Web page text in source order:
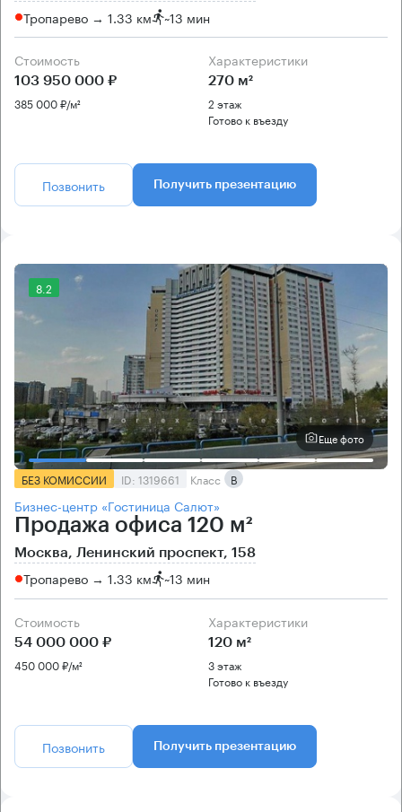
Тропарево → 1.33 км ~13 мин
Стоимость
103 950 000 ₽
385 000 ₽/м²
Характеристики
270 м²
2 этаж
Готово к въезду
Позвонить Получить презентацию
8.2
Еще фото
БЕЗ КОМИССИИ ID: 1319661 Класс B
Бизнес-центр «Гостиница Салют»
Продажа офиса 120 м²
Москва, Ленинский проспект, 158
Тропарево → 1.33 км ~13 мин
Стоимость
54 000 000 ₽
450 000 ₽/м²
Характеристики
120 м²
3 этаж
Готово к въезду
Позвонить Получить презентацию